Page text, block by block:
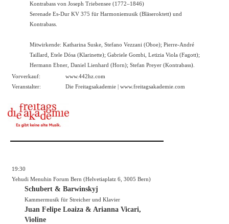
Kontrabass von Joseph Triebensee (1772–1846)
Serenade Es-Dur KV 375 für Harmoniemusik (Bläseroktett) und
Kontrabass.
Mitwirkende: Katharina Suske, Stefano Vezzani (Oboe); Pierre-André
Taillard, Etele Dósa (Klarinette); Gabriele Gombi, Letizia Viola (Fagott);
Hermann Ebner, Daniel Lienhard (Horn); Stefan Preyer (Kontrabass).
Vorverkauf:
www.442hz.com
Veranstalter:
Die Freitagsakademie | www.freitagsakademie.com
19:30
Yehudi Menuhin Forum Bern (Helvetiaplatz 6, 3005 Bern)
Schubert & Barwinskyj
Kammermusik für Streicher und Klavier
Juan Felipe Loaiza & Arianna Vicari,
Violine